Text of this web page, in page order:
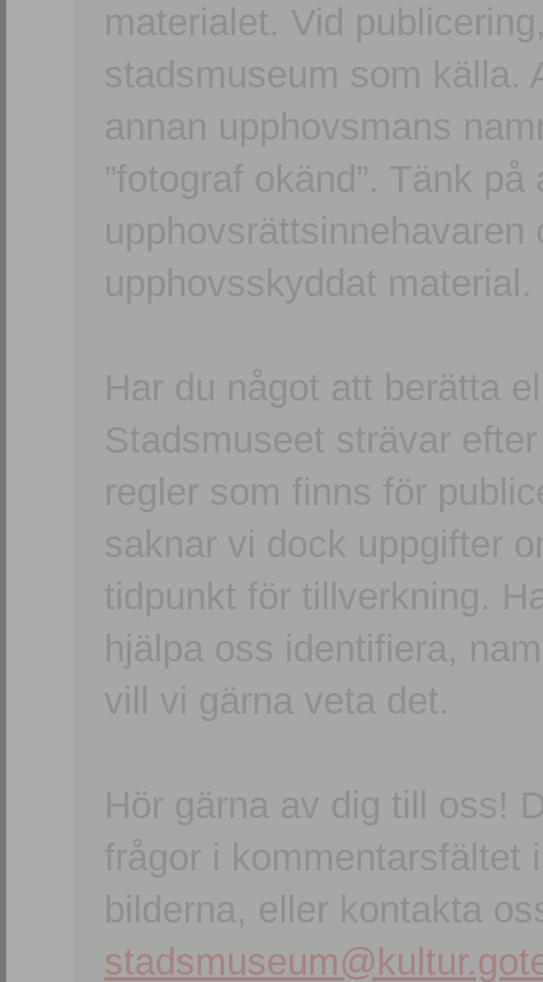
materialet. Vid
stadsmuseum som källa.
annan upphovsmans
”fotograf okänd”. Tänk
upphovsskyddat material.
Har du något att berätta
Stadsmuseet strävar
regler som finns för
saknar vi dock uppgifter
tidpunkt för tillverkning.
hjälpa oss identifiera,
vill vi gärna veta det.
Hör gärna av dig till oss!
frågor i kommentarsfältet
bilderna, eller kontakta